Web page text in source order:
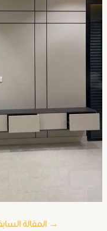
→المقالة السابقة